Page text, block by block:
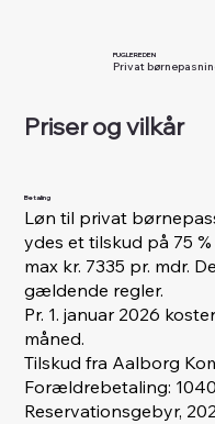
FUGLEREDEN
Privat
Priser og vilkår
Betaling
Løn til privat
ydes et tilskud på 75
max kr. 7335 pr. mdr.
gældende regler.
Pr. 1. januar 2026
måned.
Tilskud fra Aalborg
Forældrebetaling:
Reservationsgebyr,